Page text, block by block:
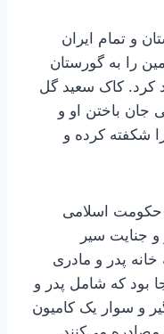
و تمام ایران
را به گورستان
کرد. کاک سعید گل
جان باختن او و
شکفته کرده و
حکومت اسلامی
و جنایت سیر
پدر و مادری
بود که شامل پدر و
و سوار یک کامیون